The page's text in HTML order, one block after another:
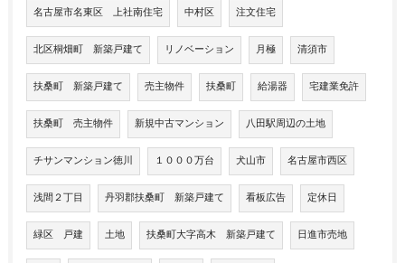
名古屋市名東区 上社南住宅 中村区 注文住宅
北区桐畑町 新築戸建て リノベーション 月極 清須市
扶桑町 新築戸建て 売主物件 扶桑町 給湯器 宅建業免許
扶桑町 売主物件 新規中古マンション 八田駅周辺の土地
チサンマンション徳川 １０００万台 犬山市 名古屋市西区
浅間２丁目 丹羽郡扶桑町 新築戸建て 看板広告 定休日
緑区 戸建 土地 扶桑町大字高木 新築戸建て 日進市売地